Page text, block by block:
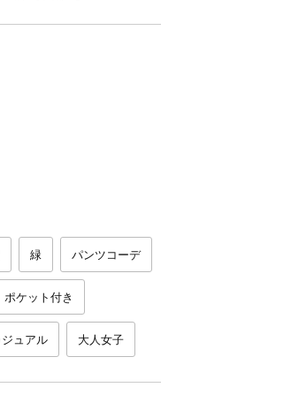
緑 パンツコーデ
ポケット付き
ュアル 大人女子